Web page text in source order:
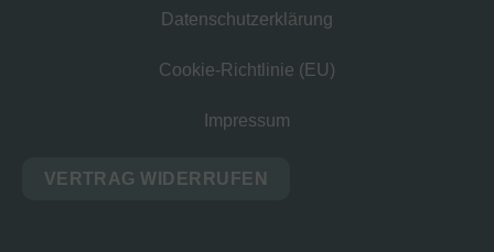
Datenschutzerklärung
Cookie-Richtlinie (EU)
Impressum
VERTRAG WIDERRUFEN